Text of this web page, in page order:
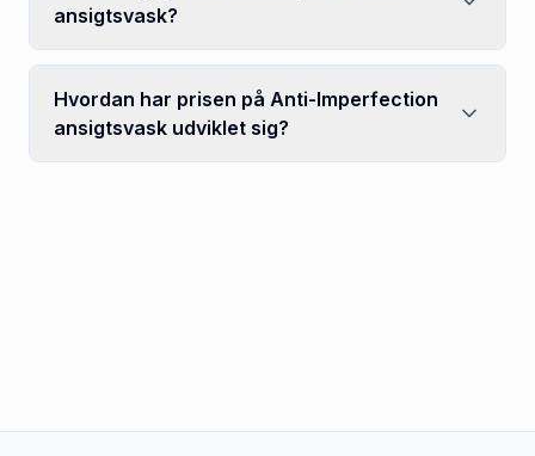
ansigtsvask?
Hvordan har prisen på Anti-Imperfection
ansigtsvask udviklet sig?